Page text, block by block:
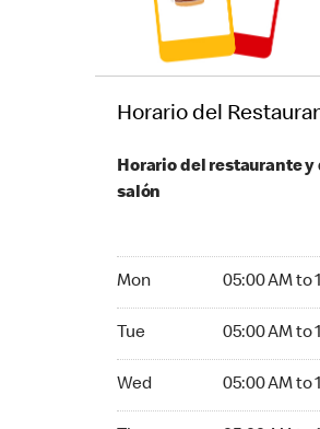
Horario del
Horario del restaurante y
salón
Mon 05:00 AM to
Tue 05:00 AM to
Wed 05:00 AM to